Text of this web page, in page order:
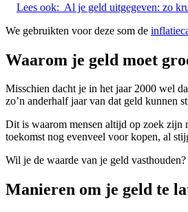
Lees ook: Al je geld uitgegeven: zo
We gebruikten voor deze som de
Waarom je geld moet
Misschien dacht je in het jaar 2000 wel
zo’n anderhalf jaar van dat geld kunnen
Dit is waarom mensen altijd op zoek zijn
toekomst nog evenveel voor kopen, al
Wil je de waarde van je geld
Manieren om je geld te